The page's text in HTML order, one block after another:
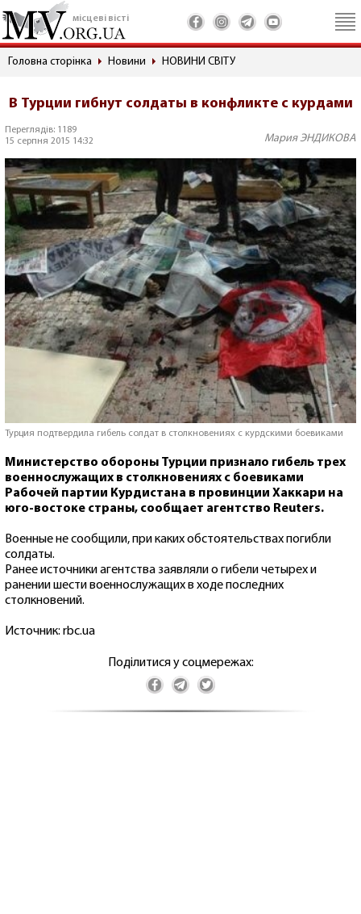
місцеві вісті
Головна сторінка Новини НОВИНИ СВІТУ
В Турции гибнут солдаты в конфликте с курдами
Переглядів: 1189
15 серпня 2015 14:32
Мария ЭНДИКОВА
Турция подтвердила гибель солдат в столкновениях с курдскими боевиками
Министерство обороны Турции признало гибель трех
военнослужащих в столкновениях с боевиками
Рабочей партии Курдистана в провинции Хаккари на
юго-востоке страны, сообщает агентство Reuters.
Военные не сообщили, при каких обстоятельствах погибли
солдаты.
Ранее источники агентства заявляли о гибели четырех и
ранении шести военнослужащих в ходе последних
столкновений.
Источник: rbc.ua
Поділитися у соцмережах: